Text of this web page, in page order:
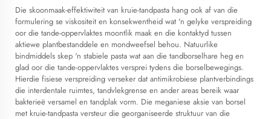
Die skoonmaak-effektiwiteit van kruie-tandpasta hang ook af van die
formulering se viskositeit en konsekwentheid wat 'n gelyke verspreiding
oor die tande-oppervlaktes moontlik maak en die kontaktyd tussen
aktiewe plantbestanddele en mondweefsel behou. Natuurlike
bindmiddels skep 'n stabiele pasta wat aan die tandborselhare heg en
glad oor die tande-oppervlaktes versprei tydens die borselbewegings.
Hierdie fisiese verspreiding verseker dat antimikrobiese plantverbindings
die interdentale ruimtes, tandvlekgrense en ander areas bereik waar
bakterieë versamel en tandplak vorm. Die meganiese aksie van borsel
met kruie-tandpasta versteur die georganiseerde struktuur van die